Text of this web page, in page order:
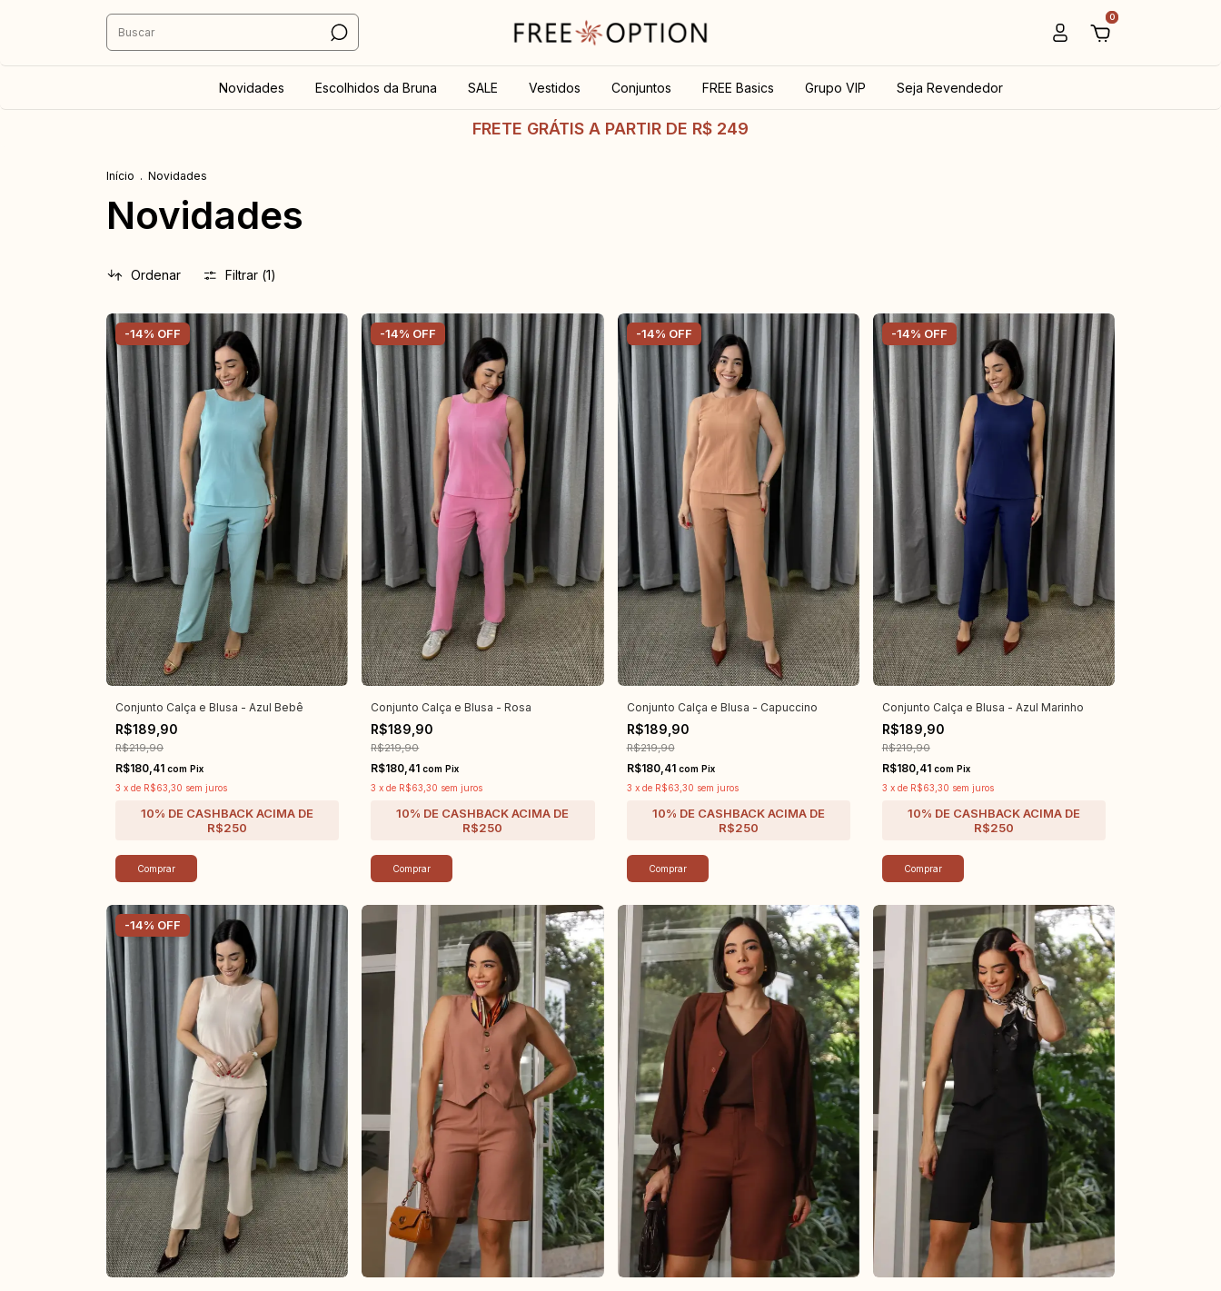
0
Novidades Escolhidos da Bruna SALE Vestidos Conjuntos FREE Basics Grupo VIP Seja Revendedor
FRETE GRÁTIS A PARTIR DE R$ 249
Início . Novidades
Novidades
Ordenar Filtrar (1)
Conjunto Calça e Blusa - Azul Bebê
R$189,90
-14% OFF
R$219,90
R$180,41 com Pix
3 x de R$63,30 sem juros
Comprar
Conjunto Calça e Blusa - Rosa
R$189,90
-14% OFF
R$219,90
R$180,41com Pix
3 xde R$63,30 sem juros
Comprar
Conjunto Calça e Blusa - Capuccino
R$189,90
-14% OFF
R$219,90
R$180,41 com Pix
3 x de R$63,30 sem juros
Comprar
Conjunto Calça e Blusa - Azul Marinho
R$189,90
-14% OFF
R$219,90
R$180,41 com Pix
3 x de R$63,30 sem juros
Comprar
-14% OFF